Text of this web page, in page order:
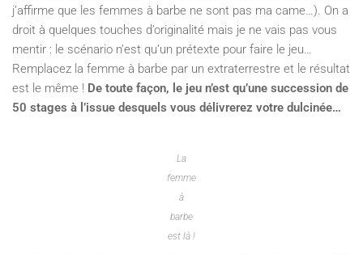
j’affirme que les femmes à barbe ne sont pas ma came…). On a
droit à quelques touches d’originalité mais je ne vais pas vous
mentir : le scénario n’est qu’un prétexte pour faire le jeu…
Remplacez la femme à barbe par un extraterrestre et le résultat
est le même ! De toute façon, le jeu n’est qu’une succession de
50 stages à l’issue desquels vous délivrerez votre dulcinée…
La
femme
à
barbe
est là !